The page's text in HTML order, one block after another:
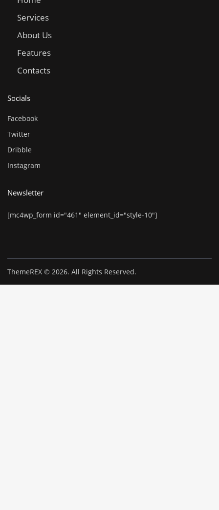
Services
About Us
Features
Contacts
Socials
Facebook
Twitter
Dribble
Instagram
Newsletter
[mc4wp_form id="461" element_id="style-10"]
ThemeREX © 2026. All Rights Reserved.